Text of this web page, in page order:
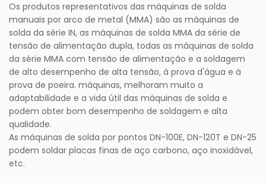
Os produtos representativos das máquinas de solda
manuais por arco de metal (MMA) são as máquinas de
solda da série IN, as máquinas de solda MMA da série de
tensão de alimentação dupla, todas as máquinas de solda
da série MMA com tensão de alimentação e a soldagem
de alto desempenho de alta tensão, à prova d'água e à
prova de poeira. máquinas, melhoram muito a
adaptabilidade e a vida útil das máquinas de solda e
podem obter bom desempenho de soldagem e alta
qualidade.
As máquinas de solda por pontos DN-100E, DN-120T e DN-25
podem soldar placas finas de aço carbono, aço inoxidável,
etc.